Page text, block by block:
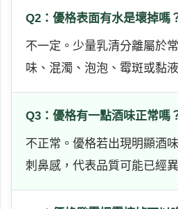
Q2：優格表面有水是壞掉嗎
不一定。少量乳清分離屬於
味、混濁、泡泡、霉斑或黏
Q3：優格有一點酒味正常嗎
不正常。優格若出現明顯酒
刺鼻感，代表品質可能已經異